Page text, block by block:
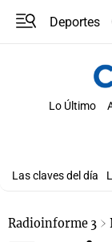
Deportes
Lo Último
Las claves del día
Radioinforme 3